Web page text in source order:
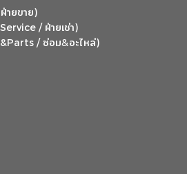
ฝ่ายขาย)
/ ฝ่ายเช่า)
/ ซ่อม&อะไหล่)